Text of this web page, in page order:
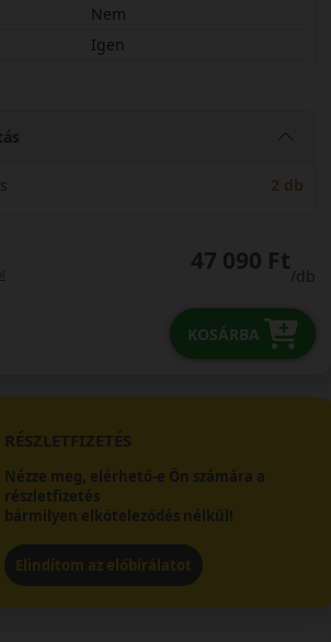
Nem
Igen
2 db
47 090 Ft
/db
KOSÁRBA
RÉSZLETFIZETÉS
Nézze meg, elérhető-e Ön számára a
részletfizetés
bármilyen elköteleződés nélkül!
Elindítom az előbírálatot